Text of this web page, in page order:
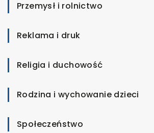
Przemysł i rolnictwo
Reklama i druk
Religia i duchowość
Rodzina i wychowanie dzieci
Społeczeństwo